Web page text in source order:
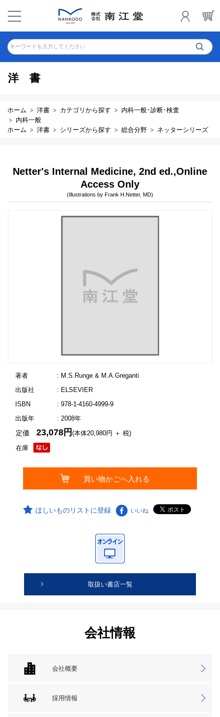
キーワードを入力してください
洋書
ホーム 洋書 カテゴリから探す
内科一般･診断･検査
内科一般
ホーム
洋書 シリーズから探す 総合分野 ネッターシリーズ
Netter's Internal Medicine, 2nd ed.,Online
Access Only
(Illustrations by Frank H.Netter, MD)
著者
: M.S.Runge & M.A.Greganti
出版社
: ELSEVIER
ISBN
: 978-1-4160-4999-9
出版年
: 2008年
在庫
定価23,078円(本体20,980円 ＋ 税)
ほしいものリストに登録 いいね
取扱い書店一覧
会社情報
会社概要
採用情報